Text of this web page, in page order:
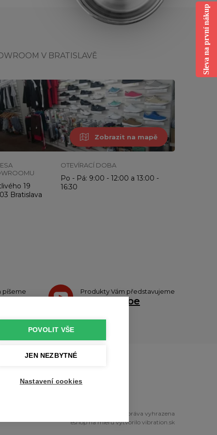
POVOLIT VŠE
JEN NEZBYTNÉ
Nastavení cookies
V BRATISLAVĚ
Zobrazit na mapě
19
Bratislava
OTEVÍRACÍ DOBA
Po - Pá: 9:00 - 12:00 a 13:00 -
16:30
píšeme Produkty Vám představujeme
Youtube
© 2010 - 2026 profikuchar.cz Všechna práva vyhrazena
eshop na mieruvytvorilo vibration.sk
Sleva na první nákup